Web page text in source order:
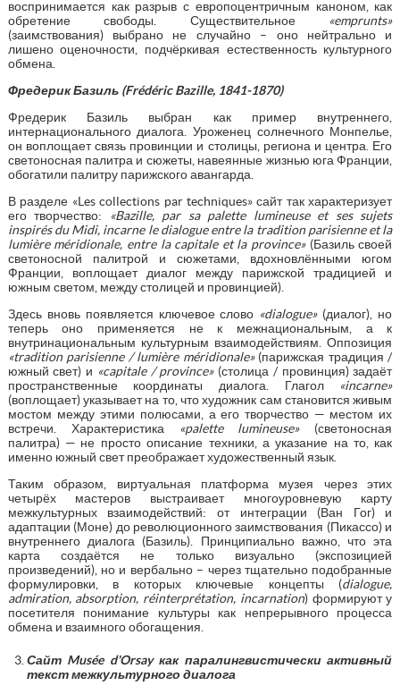
воспринимается как разрыв с европоцентричным каноном, как
обретение свободы. Существительное
«emprunts»
(заимствования) выбрано не случайно – оно нейтрально и
лишено оценочности, подчёркивая естественность культурного
обмена.
Фредерик Базиль (Frédéric Bazille, 1841-1870)
Фредерик Базиль выбран как пример внутреннего,
интернационального диалога. Уроженец солнечного Монпелье,
он воплощает связь провинции и столицы, региона и центра. Его
светоносная палитра и сюжеты, навеянные жизнью юга Франции,
обогатили палитру парижского авангарда.
В разделе «Les collections par techniques» сайт так характеризует
его творчество:
«Bazille, par sa palette lumineuse et ses sujets
inspirés du Midi, incarne le dialogue entre la tradition parisienne et la
lumière méridionale, entre la capitale et la province»(Базиль своей
светоносной палитрой и сюжетами, вдохновлёнными югом
Франции, воплощает диалог между парижской традицией и
южным светом, между столицей и провинцией).
Здесь вновь появляется ключевое слово «dialogue»(диалог), но
теперь оно применяется не к межнациональным, а к
внутринациональным культурным взаимодействиям. Оппозиция
«tradition parisienne/lumière méridionale»(парижская традиция /
южный свет) и «capitale/province»(столица / провинция) задаёт
пространственные координаты диалога. Глагол
«incarne»
(воплощает) указывает на то, что художник сам становится живым
мостом между этими полюсами, а его творчество — местом их
встречи. Характеристика
«palette lumineuse»(светоносная
палитра) — не просто описание техники, а указание на то, как
именно южный свет преображает художественный язык.
Таким образом, виртуальная платформа музея через этих
четырёх мастеров выстраивает многоуровневую карту
межкультурных взаимодействий: от интеграции (Ван Гог) и
адаптации (Моне) до революционного заимствования (Пикассо) и
внутреннего диалога (Базиль). Принципиально важно, что эта
карта создаётся не только визуально (экспозицией
произведений), но и вербально – через тщательно подобранные
формулировки, в которых ключевые концепты (dialogue,
admiration, absorption, réinterprétation, incarnation) формируют у
посетителя понимание культуры как непрерывного процесса
обмена и взаимного обогащения.
Сайт Musée d'Orsayкак паралингвистически активный
текст межкультурного диалога